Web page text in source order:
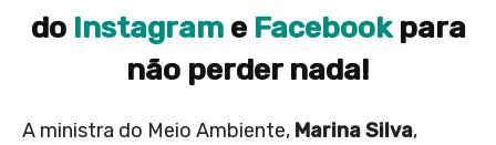
do Instagram e Facebookpara
não perder nada!
A ministra do Meio Ambiente, Marina Silva,